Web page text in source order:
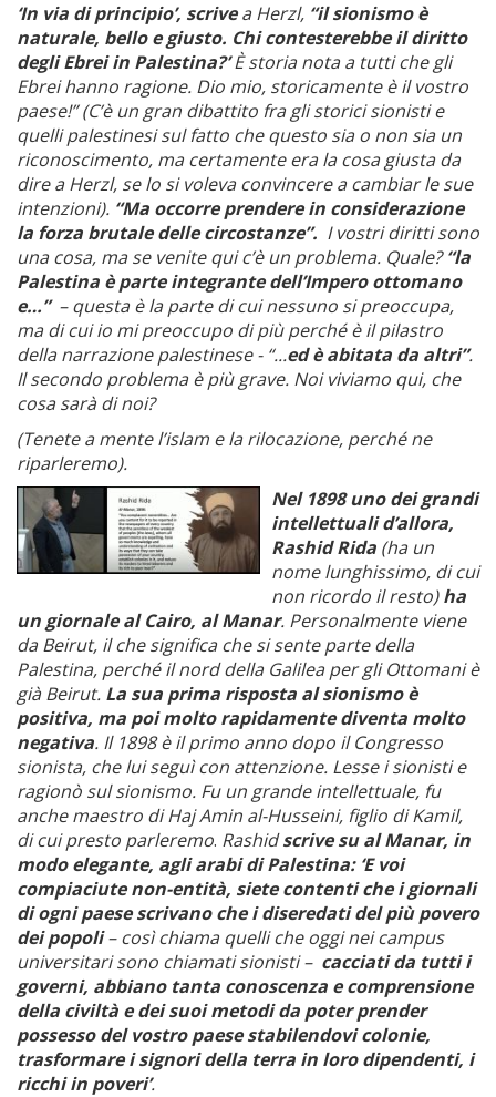
‘In via di principio’, scrivea Herzl, “il sionismo è
naturale, bello e giusto. Chi contesterebbe il diritto
degli Ebrei in Palestina?’È storia nota a tutti che gli
Ebrei hanno ragione. Dio mio, storicamente è il vostro
paese!” (C’è un gran dibattito fra gli storici sionisti e
quelli palestinesi sul fatto che questo sia o non sia un
riconoscimento, ma certamente era la cosa giusta da
dire a Herzl, se lo si voleva convincere a cambiar le sue
intenzioni). “Ma occorre prendere in considerazione
la forza brutale delle circostanze”. I vostri diritti sono
una cosa, ma se venite qui c’è un problema. Quale?“la
Palestina è parte integrante dell’Impero ottomano
e…”– questa è la parte di cui nessuno si preoccupa,
ma di cui io mi preoccupo di più perché è il pilastro
della narrazione palestinese - “...ed è abitata da altri”.
Il secondo problema è più grave. Noi viviamo qui, che
cosa sarà di noi?
(Tenete a mente l’islam e la rilocazione, perché ne
riparleremo).
Nel 1898 uno dei grandi
intellettuali d’allora,
Rashid Rida (ha un
nome lunghissimo, di cui
non ricordo il resto)ha
un giornale al Cairo, al Manar. Personalmente viene
da Beirut, il che significa che si sente parte della
Palestina, perché il nord della Galilea per gli Ottomani è
già Beirut. La sua prima risposta al sionismo è
positiva, ma poi molto rapidamente diventa molto
negativa. Il 1898 è il primo anno dopo il Congresso
sionista, che lui seguì con attenzione. Lesse i sionisti e
ragionò sul sionismo. Fu un grande intellettuale, fu
anche maestro diHaj Amin al-Husseini, figlio di Kamil,
di cui presto parleremo. Rashidscrive su al Manar, in
modo elegante, agli arabi di Palestina: ‘E voi
compiaciute non-entità, siete contenti che i giornali
di ogni paese scrivano che i diseredati del più povero
dei popoli– così chiama quelli che oggi nei campus
universitari sono chiamati sionisti – cacciati da tutti i
governi, abbiano tanta conoscenza e comprensione
della civiltà e dei suoi metodi da poter prender
possesso del vostro paese stabilendovi colonie,
trasformare i signori della terra in loro dipendenti, i
ricchi in poveri’.